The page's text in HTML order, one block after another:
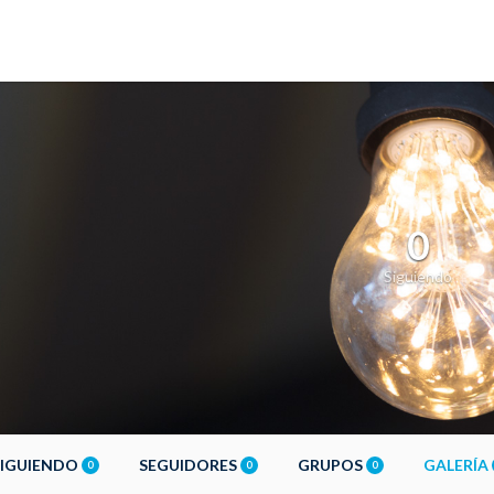
0
Siguiendo
0 SEGUIDORES 0 GRUPOS 0 GALERÍA